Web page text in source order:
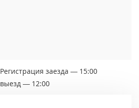
Регистрация заезда — 15:00
выезд — 12:00